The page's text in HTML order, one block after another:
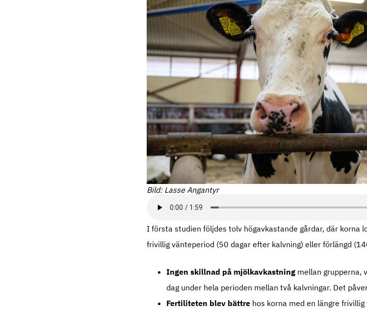
Bild: Lasse Angantyr
I första studien följdes tolv högavkastande gårdar, där korna
frivillig vänteperiod (50 dagar efter kalvning) eller förlängd
Ingen skillnad på mjölkavkastning mellan grupperna,
dag under hela perioden mellan två kalvningar. Det
Fertiliteten blev bättre hos korna med en längre